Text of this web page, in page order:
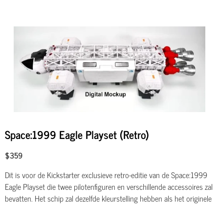
Space:1999 Eagle Playset (Retro)
$359
Dit is voor de Kickstarter exclusieve retro-editie van de Space:1999
Eagle Playset die twee pilotenfiguren en verschillende accessoires zal
bevatten. Het schip zal dezelfde kleurstelling hebben als het originele